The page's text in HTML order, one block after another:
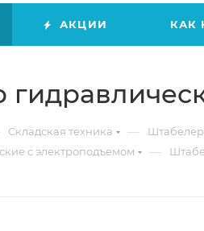
АКЦИИ КАК
Складская техника —
c электроподъемом —